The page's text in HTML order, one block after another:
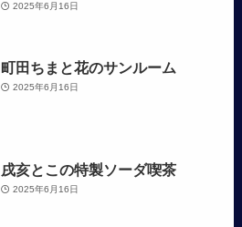
2025年6月16日
町田ちまと花のサンルーム
2025年6月16日
戌亥とこの特製ソーダ喫茶
2025年6月16日